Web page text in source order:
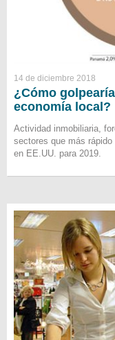
14 de diciembre 2018
¿Cómo
economía local?
Actividad inmobiliaria,
sectores que más
en EE.UU. para 2019.